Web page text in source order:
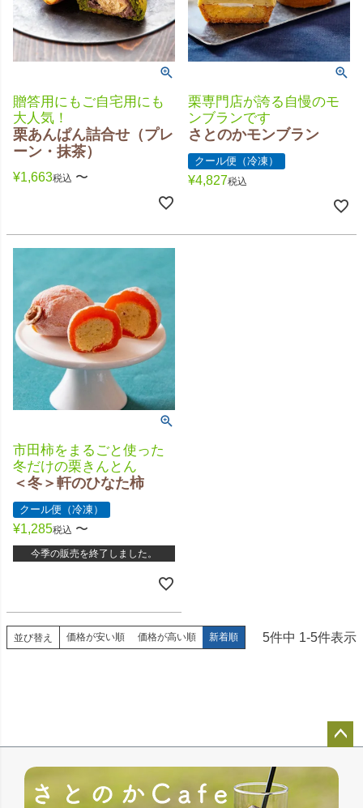
贈答用にもご自宅用にも
大人気！
栗あんぱん詰合せ（プレ
ーン・抹茶）
¥1,663税込 〜
栗専門店が誇る自慢のモ
ンブランです
さとのかモンブラン
クール便（冷凍）
¥4,827税込
市田柿をまるごと使った
冬だけの栗きんとん
＜冬＞軒のひなた柿
クール便（冷凍）
¥1,285税込 〜
今季の販売を終了しました。
並び替え 価格が安い順 価格が高い順 新着順 5件中 1-5件表示
ジト